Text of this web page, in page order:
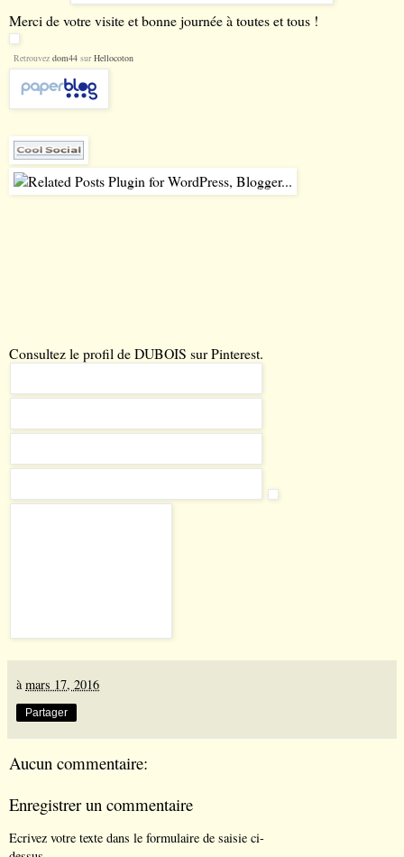
Merci de votre visite et bonne journée à toutes et tous !
Retrouvez dom44 sur Hellocoton
Consultez le profil de DUBOIS sur Pinterest.
à mars 17, 2016
Partager
Aucun commentaire:
Enregistrer un commentaire
Ecrivez votre texte dans le formulaire de saisie ci-